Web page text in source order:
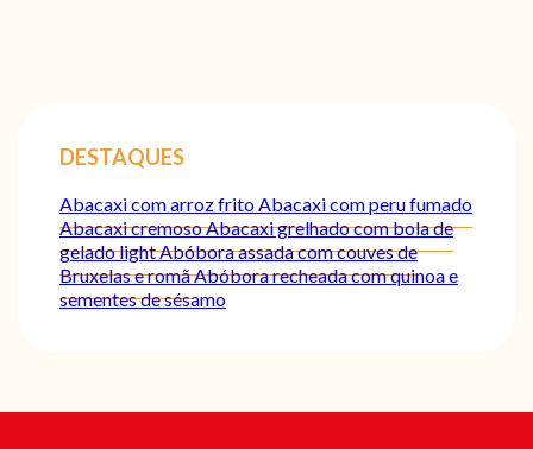
DESTAQUES
Abacaxi com arroz fritoAbacaxi com peru fumado
Abacaxi cremosoAbacaxi grelhado com bola de
gelado lightAbóbora assada com couves de
Bruxelas e romãAbóbora recheada com quinoa e
sementes de sésamo